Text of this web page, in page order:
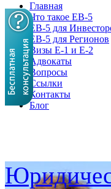
Главная
Что такое EB-5
EB-5 для
EB-5 для Регионов
Визы E-1 и E-2
Адвокаты
Вопросы
Ссылки
Контакты
Блог